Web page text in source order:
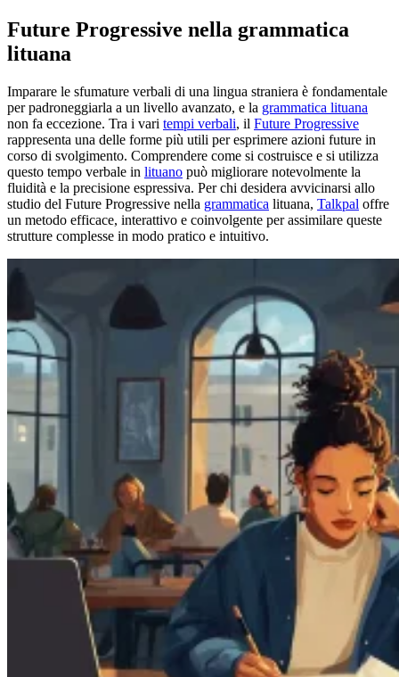
Future Progressive nella grammatica
lituana
Imparare le sfumature verbali di una lingua straniera è fondamentale
per padroneggiarla a un livello avanzato, e la grammatica lituana
non fa eccezione. Tra i vari tempi verbali, il Future Progressive
rappresenta una delle forme più utili per esprimere azioni future in
corso di svolgimento. Comprendere come si costruisce e si utilizza
questo tempo verbale in lituano può migliorare notevolmente la
fluidità e la precisione espressiva. Per chi desidera avvicinarsi allo
studio del Future Progressive nella grammatica lituana, Talkpal offre
un metodo efficace, interattivo e coinvolgente per assimilare queste
strutture complesse in modo pratico e intuitivo.